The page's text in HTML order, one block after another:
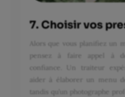
7. Choisir vos
Alors que vous planifiez un
pensez à faire appel à
confiance. Un traiteur
aider à élaborer un menu
tandis qu’un photographe